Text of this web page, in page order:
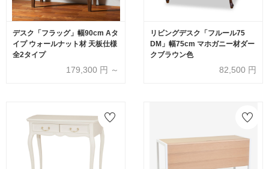
デスク「フラッグ」幅90cm Aタ
イプ ウォールナット材 天板仕様
全2タイプ
179,300 円 ～
リビングデスク「フルール75
DM」幅75cm マホガニー材ダー
クブラウン色
82,500 円